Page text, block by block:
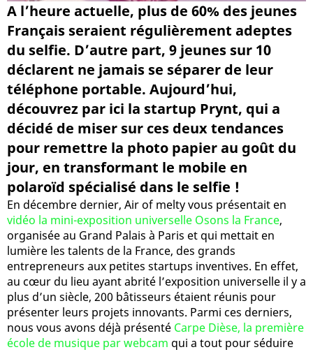
A l’heure actuelle, plus de 60% des jeunes
Français seraient régulièrement adeptes
du selfie. D’autre part, 9 jeunes sur 10
déclarent ne jamais se séparer de leur
téléphone portable. Aujourd’hui,
découvrez par ici la startup Prynt, qui a
décidé de miser sur ces deux tendances
pour remettre la photo papier au goût du
jour, en transformant le mobile en
polaroïd spécialisé dans le selfie !
En décembre dernier, Air of melty vous présentait en
vidéo la mini-exposition universelle Osons la France,
organisée au Grand Palais à Paris et qui mettait en
lumière les talents de la France, des grands
entrepreneurs aux petites startups inventives. En effet,
au cœur du lieu ayant abrité l’exposition universelle il y a
plus d’un siècle, 200 bâtisseurs étaient réunis pour
présenter leurs projets innovants. Parmi ces derniers,
nous vous avons déjà présenté Carpe Dièse, la première
école de musique par webcam qui a tout pour séduire